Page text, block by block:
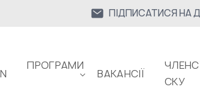
ПІДПИСАТИСЯ НА
ПРОГРАМИ
ВАКАНСІЇ
СКУ